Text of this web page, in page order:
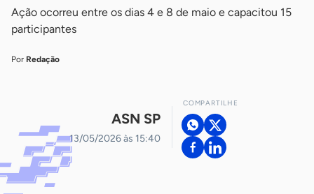
Ação ocorreu entre os dias 4 e 8 de maio e capacitou 15
participantes
Por Redação
ASN SP
13/05/2026 às 15:40
COMPARTILHE